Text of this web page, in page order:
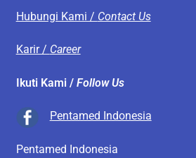
Hubungi Kami / Contact Us
Karir / Career
Ikuti Kami / Follow Us
Pentamed Indonesia
Pentamed Indonesia